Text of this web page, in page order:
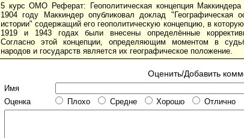
5 курс ОМО Реферат: Геополитическая концепция
1904 году Маккиндер опубликовал доклад "Географическая
истории" содержащий его геополитическую концепцию, в
1919 и 1943 годах были внесены определённые
Согласно этой концепции, определяющим моментом в
народов и государств является их географическое положение.
Оценить/Добавить
Имя
Оценка
Плохо Средне Хорошо Отлично